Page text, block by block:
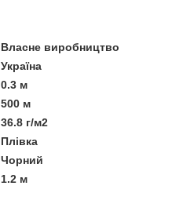
Власне виробництво
Україна
0.3 м
500 м
36.8 г/м2
Плівка
Чорний
1.2 м